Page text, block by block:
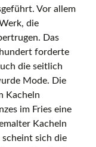
Vor allem
die
Das
forderte
die seitlich
Mode. Die
Kacheln
im Fries eine
Kacheln
scheint sich die